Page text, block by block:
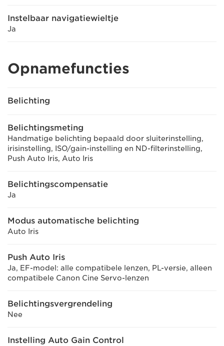
Instelbaar navigatiewieltje
Ja
Opnamefuncties
Belichting
Belichtingsmeting
Handmatige belichting bepaald door sluiterinstelling,
irisinstelling, ISO/gain-instelling en ND-filterinstelling,
Push Auto Iris, Auto Iris
Belichtingscompensatie
Ja
Modus automatische belichting
Auto Iris
Push Auto Iris
Ja, EF-model: alle compatibele lenzen, PL-versie, alleen
compatibele Canon Cine Servo-lenzen
Belichtingsvergrendeling
Nee
Instelling Auto Gain Control